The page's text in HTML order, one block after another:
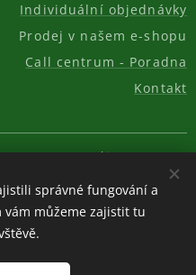
Individuální objednávky
Prodej v našem e-shopu
Call centrum - Poradna
Kontakt
s.r.o. Cookies
€ USD $
správné fungování a
vám můžeme zajistit tu